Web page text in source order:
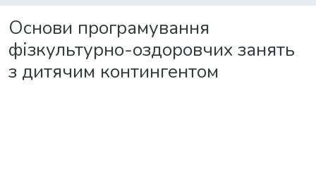
Основи програмування
фізкультурно-оздоровчих занять
з дитячим контингентом